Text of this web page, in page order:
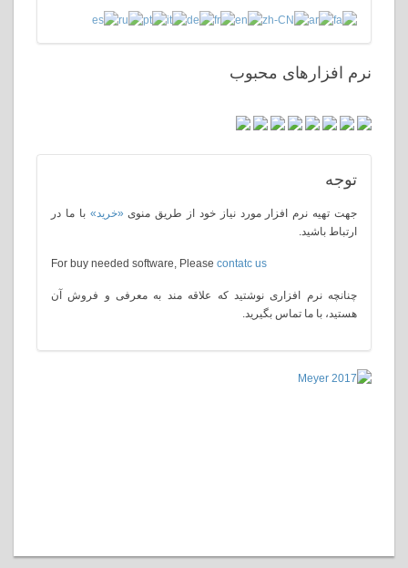
نرم افزارهای محبوب
توجه
جهت تهیه نرم افزار مورد نیاز خود از طریق منوی «خرید» با ما در
ارتباط باشید.
For buy needed software, Please contatc us
چنانچه نرم افزاری نوشتید که علاقه مند به معرفی و فروش آن
هستید، با ما تماس بگیرید.